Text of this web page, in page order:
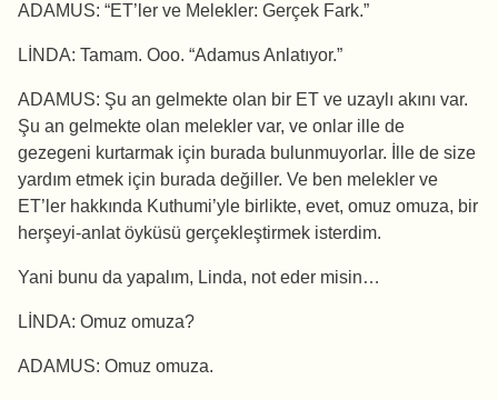
ADAMUS: “ET’ler ve Melekler: Gerçek Fark.”
LİNDA: Tamam. Ooo. “Adamus Anlatıyor.”
ADAMUS: Şu an gelmekte olan bir ET ve uzaylı akını var.
Şu an gelmekte olan melekler var, ve onlar ille de
gezegeni kurtarmak için burada bulunmuyorlar. İlle de size
yardım etmek için burada değiller. Ve ben melekler ve
ET’ler hakkında Kuthumi’yle birlikte, evet, omuz omuza, bir
herşeyi-anlat öyküsü gerçekleştirmek isterdim.
Yani bunu da yapalım, Linda, not eder misin…
LİNDA: Omuz omuza?
ADAMUS: Omuz omuza.